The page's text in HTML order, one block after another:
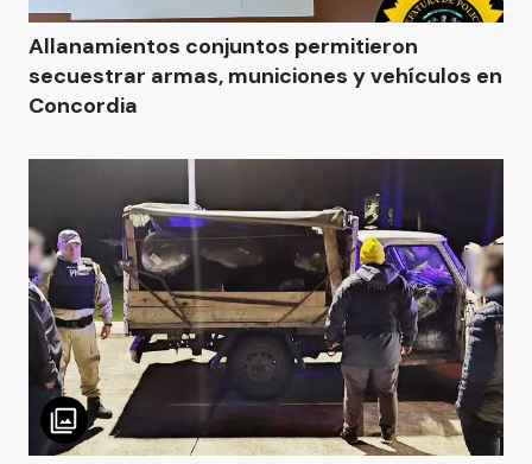
Allanamientos conjuntos permitieron
secuestrar armas, municiones y vehículos en
Concordia